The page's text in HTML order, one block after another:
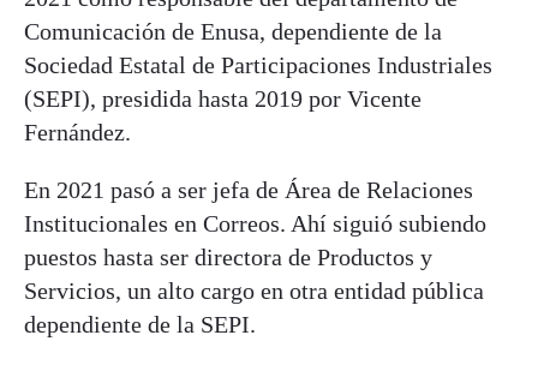
Comunicación de Enusa, dependiente de la
Sociedad Estatal de Participaciones Industriales
(SEPI), presidida hasta 2019 por Vicente
Fernández.
En 2021 pasó a ser jefa de Área de Relaciones
Institucionales en Correos. Ahí siguió subiendo
puestos hasta ser directora de Productos y
Servicios, un alto cargo en otra entidad pública
dependiente de la SEPI.